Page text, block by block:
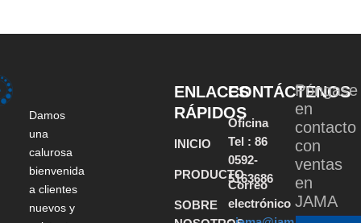
Damos
una
calurosa
bienvenida
a clientes
nuevos y
ENLACES
RÁPIDOS
INICIO
PRODUCTO
SOBRE
CONTÁCTENOS
Oficina
Tel : 86
0592-
5163686
Correo
electrónico
Póngase
en
contacto
con
ventas
en
JAMA